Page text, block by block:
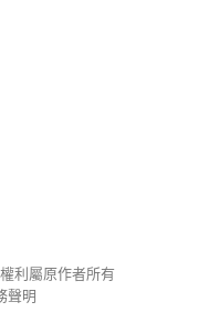
利屬原作者所有
聲明